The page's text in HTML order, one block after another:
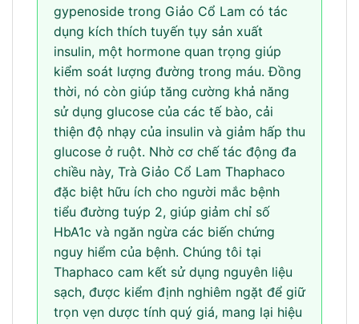
gypenoside trong Giảo Cổ Lam có tác
dụng kích thích tuyến tụy sản xuất
insulin, một hormone quan trọng giúp
kiểm soát lượng đường trong máu. Đồng
thời, nó còn giúp tăng cường khả năng
sử dụng glucose của các tế bào, cải
thiện độ nhạy của insulin và giảm hấp thu
glucose ở ruột. Nhờ cơ chế tác động đa
chiều này, Trà Giảo Cổ Lam Thaphaco
đặc biệt hữu ích cho người mắc bệnh
tiểu đường tuýp 2, giúp giảm chỉ số
HbA1c và ngăn ngừa các biến chứng
nguy hiểm của bệnh. Chúng tôi tại
Thaphaco cam kết sử dụng nguyên liệu
sạch, được kiểm định nghiêm ngặt để giữ
trọn vẹn dược tính quý giá, mang lại hiệu